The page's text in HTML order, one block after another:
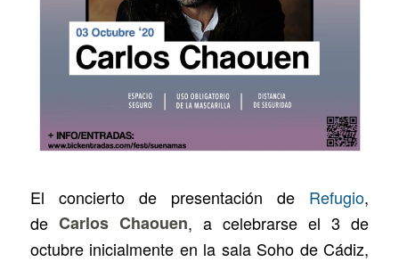
El concierto de presentación de Refugio,
de Carlos Chaouen, a celebrarse el 3 de
octubre inicialmente en la sala Soho de Cádiz,